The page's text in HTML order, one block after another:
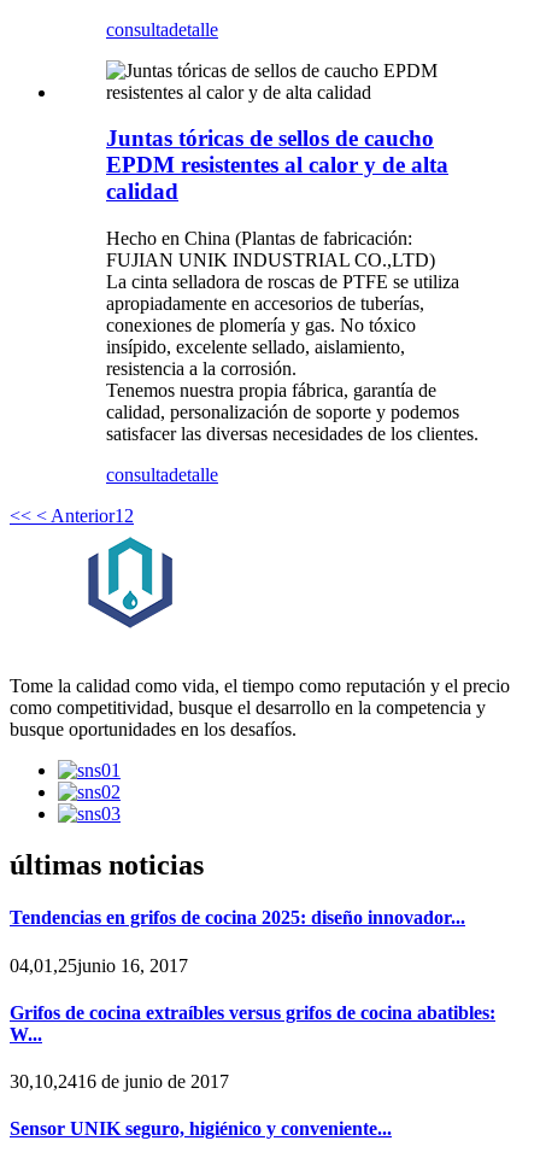
consultadetalle
Juntas tóricas de sellos de caucho
EPDM resistentes al calor y de alta
calidad
Hecho en China (Plantas de fabricación:
FUJIAN UNIK INDUSTRIAL CO.,LTD)
La cinta selladora de roscas de PTFE se utiliza
apropiadamente en accesorios de tuberías,
conexiones de plomería y gas. No tóxico
insípido, excelente sellado, aislamiento,
resistencia a la corrosión.
Tenemos nuestra propia fábrica, garantía de
calidad, personalización de soporte y podemos
satisfacer las diversas necesidades de los clientes.
consultadetalle
<< < Anterior1 2
Tome la calidad como vida, el tiempo como reputación y el precio
como competitividad, busque el desarrollo en la competencia y
busque oportunidades en los desafíos.
últimas noticias
Tendencias en grifos de cocina 2025: diseño innovador...
04,01,25junio 16, 2017
Grifos de cocina extraíbles versus grifos de cocina abatibles:
W...
30,10,2416 de junio de 2017
Sensor UNIK seguro, higiénico y conveniente...